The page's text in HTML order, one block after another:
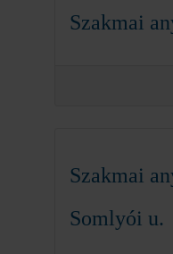
Szakmai
Szakmai
Somlyói u.